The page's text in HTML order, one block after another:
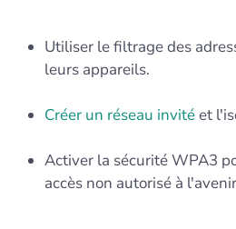
Utiliser le filtrage des
leurs appareils.
Créer un réseau invitéet
Activer la sécurité WPA3
accès non autorisé à